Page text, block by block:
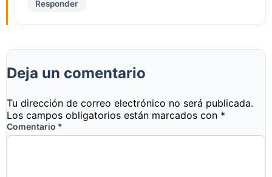
Responder
Deja un comentario
Tu dirección de correo electrónico no será publicada.
Los campos obligatorios están marcados con *
Comentario *